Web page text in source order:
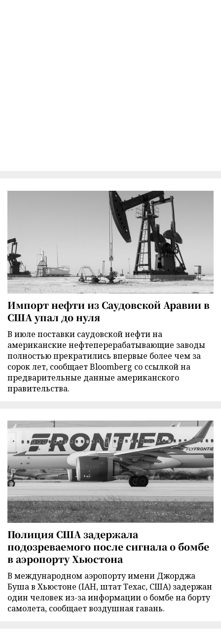
Импорт нефти из Саудовской Аравии в
США упал до нуля
В июле поставки саудовской нефти на
американские нефтеперерабатывающие заводы
полностью прекратились впервые более чем за
сорок лет, сообщает Bloomberg со ссылкой на
предварительные данные американского
правительства.
Полиция США задержала
подозреваемого после сигнала о бомбе
в аэропорту Хьюстона
В международном аэропорту имени Джорджа
Буша в Хьюстоне (IAH, штат Техас, США) задержан
один человек из-за информации о бомбе на борту
самолета, сообщает воздушная гавань.